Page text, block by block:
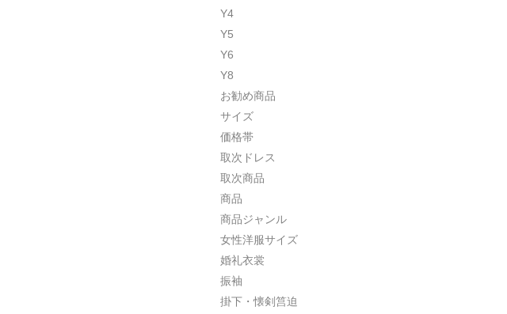
Y4
Y5
Y6
Y8
お勧め商品
サイズ
価格帯
取次ドレス
取次商品
商品
商品ジャンル
女性洋服サイズ
婚礼衣裳
振袖
掛下・懐剣筥迫